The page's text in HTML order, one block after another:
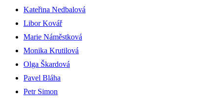
Kateřina Nedbalová
Libor Kovář
Marie Náměstková
Monika Krutilová
Olga Škardová
Pavel Bláha
Petr Simon